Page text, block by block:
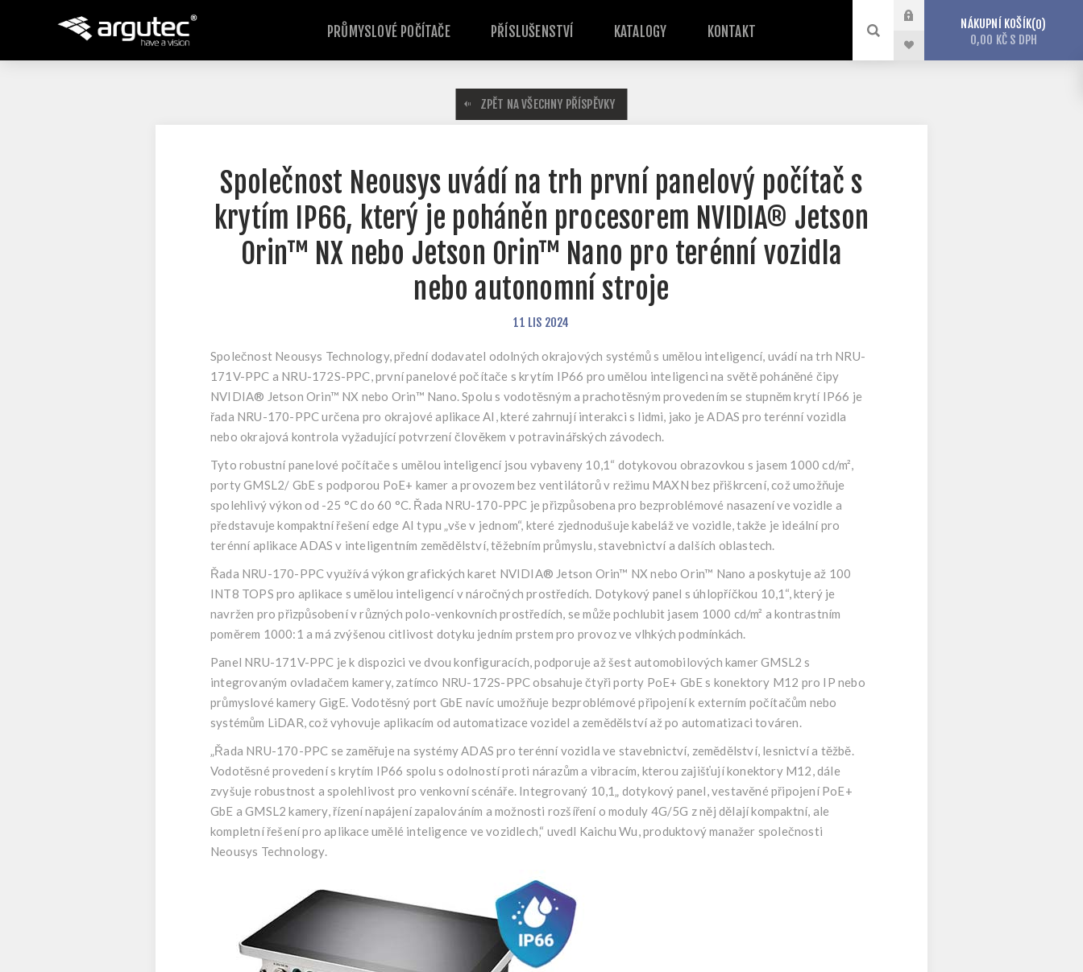
PRŮMYSLOVÉ POČÍTAČE PŘÍSLUŠENSTVÍ KATALOGY KONTAKT NÁKUPNÍ KOŠÍK 0
0,00 KČ S DPH
ZPĚT NA VŠECHNY PŘÍSPĚVKY
Společnost Neousys uvádí na trh první panelový počítač s
krytím IP66, který je poháněn procesorem NVIDIA® Jetson
Orin™ NX nebo Jetson Orin™ Nano pro terénní vozidla
nebo autonomní stroje
11 LIS 2024
Společnost Neousys Technology, přední dodavatel odolných okrajových systémů s umělou inteligencí, uvádí na trh NRU-
171V-PPC a NRU-172S-PPC, první panelové počítače s krytím IP66 pro umělou inteligenci na světě poháněné čipy
NVIDIA® Jetson Orin™ NX nebo Orin™ Nano. Spolu s vodotěsným a prachotěsným provedením se stupněm krytí IP66 je
řada NRU-170-PPC určena pro okrajové aplikace AI, které zahrnují interakci s lidmi, jako je ADAS pro terénní vozidla
nebo okrajová kontrola vyžadující potvrzení člověkem v potravinářských závodech.
Tyto robustní panelové počítače s umělou inteligencí jsou vybaveny 10,1“ dotykovou obrazovkou s jasem 1000 cd/m²,
porty GMSL2/ GbE s podporou PoE+ kamer a provozem bez ventilátorů v režimu MAXN bez přiškrcení, což umožňuje
spolehlivý výkon od -25 °C do 60 °C. Řada NRU-170-PPC je přizpůsobena pro bezproblémové nasazení ve vozidle a
představuje kompaktní řešení edge AI typu „vše v jednom“, které zjednodušuje kabeláž ve vozidle, takže je ideální pro
terénní aplikace ADAS v inteligentním zemědělství, těžebním průmyslu, stavebnictví a dalších oblastech.
Řada NRU-170-PPC využívá výkon grafických karet NVIDIA® Jetson Orin™ NX nebo Orin™ Nano a poskytuje až 100
INT8 TOPS pro aplikace s umělou inteligencí v náročných prostředích. Dotykový panel s úhlopříčkou 10,1“, který je
navržen pro přizpůsobení v různých polo-venkovních prostředích, se může pochlubit jasem 1000 cd/m² a kontrastním
poměrem 1000:1 a má zvýšenou citlivost dotyku jedním prstem pro provoz ve vlhkých podmínkách.
Panel NRU-171V-PPC je k dispozici ve dvou konfiguracích, podporuje až šest automobilových kamer GMSL2 s
integrovaným ovladačem kamery, zatímco NRU-172S-PPC obsahuje čtyři porty PoE+ GbE s konektory M12 pro IP nebo
průmyslové kamery GigE. Vodotěsný port GbE navíc umožňuje bezproblémové připojení k externím počítačům nebo
systémům LiDAR, což vyhovuje aplikacím od automatizace vozidel a zemědělství až po automatizaci továren.
„Řada NRU-170-PPC se zaměřuje na systémy ADAS pro terénní vozidla ve stavebnictví, zemědělství, lesnictví a těžbě.
Vodotěsné provedení s krytím IP66 spolu s odolností proti nárazům a vibracím, kterou zajišťují konektory M12, dále
zvyšuje robustnost a spolehlivost pro venkovní scénáře. Integrovaný 10,1„ dotykový panel, vestavěné připojení PoE+
GbE a GMSL2 kamery, řízení napájení zapalováním a možnosti rozšíření o moduly 4G/5G z něj dělají kompaktní, ale
kompletní řešení pro aplikace umělé inteligence ve vozidlech,“ uvedl Kaichu Wu, produktový manažer společnosti
Neousys Technology.